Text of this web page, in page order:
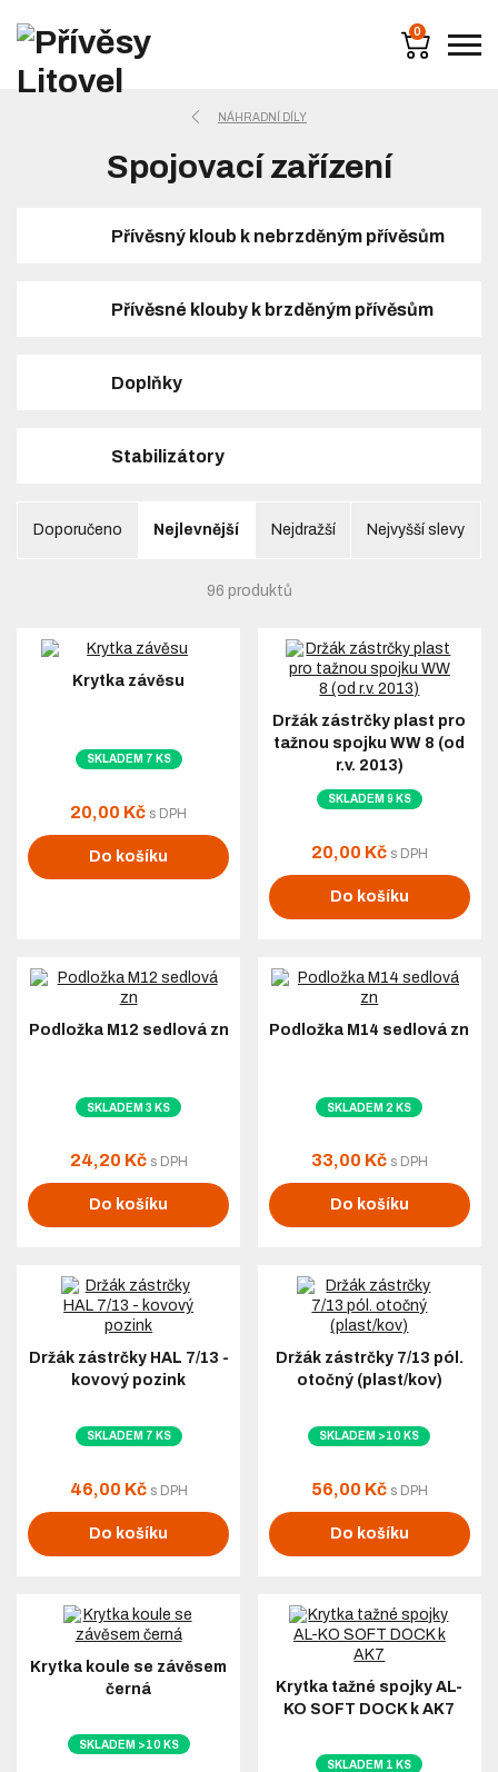
0
NÁHRADNÍ DÍLY
Spojovací zařízení
Přívěsný kloub k nebrzděným přívěsům
Přívěsné klouby k brzděným přívěsům
Doplňky
Stabilizátory
Doporučeno Nejlevnější Nejdražší Nejvyšší slevy
96 produktů
Krytka závěsu
SKLADEM 7 KS
20,00 Kč s DPH
Do košíku
Držák zástrčky plast pro
tažnou spojku WW 8 (od
r.v. 2013)
SKLADEM 9 KS
20,00 Kč s DPH
Do košíku
Podložka M12 sedlová zn
SKLADEM 3 KS
24,20 Kč s DPH
Do košíku
Podložka M14 sedlová zn
SKLADEM 2 KS
33,00 Kč s DPH
Do košíku
Držák zástrčky HAL 7/13 -
kovový pozink
SKLADEM 7 KS
46,00 Kč s DPH
Do košíku
Držák zástrčky 7/13 pól.
otočný (plast/kov)
SKLADEM >10 KS
56,00 Kč s DPH
Do košíku
Krytka koule se závěsem
černá
SKLADEM >10 KS
Krytka tažné spojky AL-
KO SOFT DOCK k AK7
SKLADEM 1 KS